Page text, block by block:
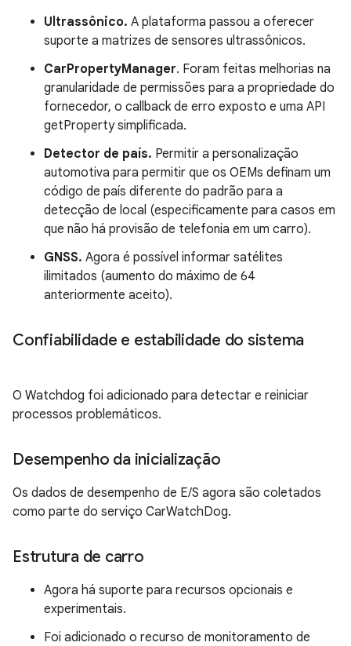
Ultrassônico. A plataforma passou a oferecer
suporte a matrizes de sensores ultrassônicos.
CarPropertyManager. Foram feitas melhorias na
granularidade de permissões para a propriedade do
fornecedor, o callback de erro exposto e uma API
getProperty simplificada.
Detector de país. Permitir a personalização
automotiva para permitir que os OEMs definam um
código de país diferente do padrão para a
detecção de local (especificamente para casos em
que não há provisão de telefonia em um carro).
GNSS. Agora é possível informar satélites
ilimitados (aumento do máximo de 64
anteriormente aceito).
Confiabilidade e estabilidade do sistema
O Watchdog foi adicionado para detectar e reiniciar
processos problemáticos.
Desempenho da inicialização
Os dados de desempenho de E/S agora são coletados
como parte do serviço CarWatchDog.
Estrutura de carro
Agora há suporte para recursos opcionais e
experimentais.
Foi adicionado o recurso de monitoramento de